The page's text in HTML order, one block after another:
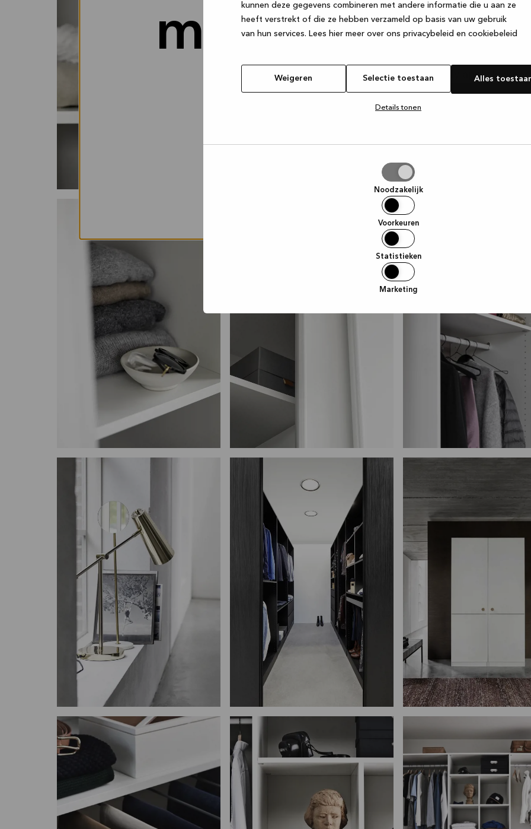
kunnen deze gegevens combineren met andere informatie die u aan ze
heeft verstrekt of die ze hebben verzameld op basis van uw gebruik
van hun services. Lees hier meer over ons privacybeleid en cookiebeleid
Weigeren Selectie toestaan Alles
Details tonen
Noodzakelijk
Voorkeuren
Statistieken
Marketing
missing!
Select store from list below to properly apply
Select your store